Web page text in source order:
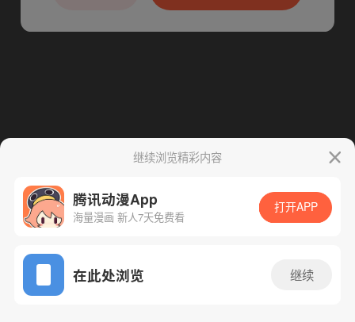
App免费看
继续浏览精彩内容
腾讯动漫App
海量漫画 新人7天免费看
打开APP
在此处浏览 继续